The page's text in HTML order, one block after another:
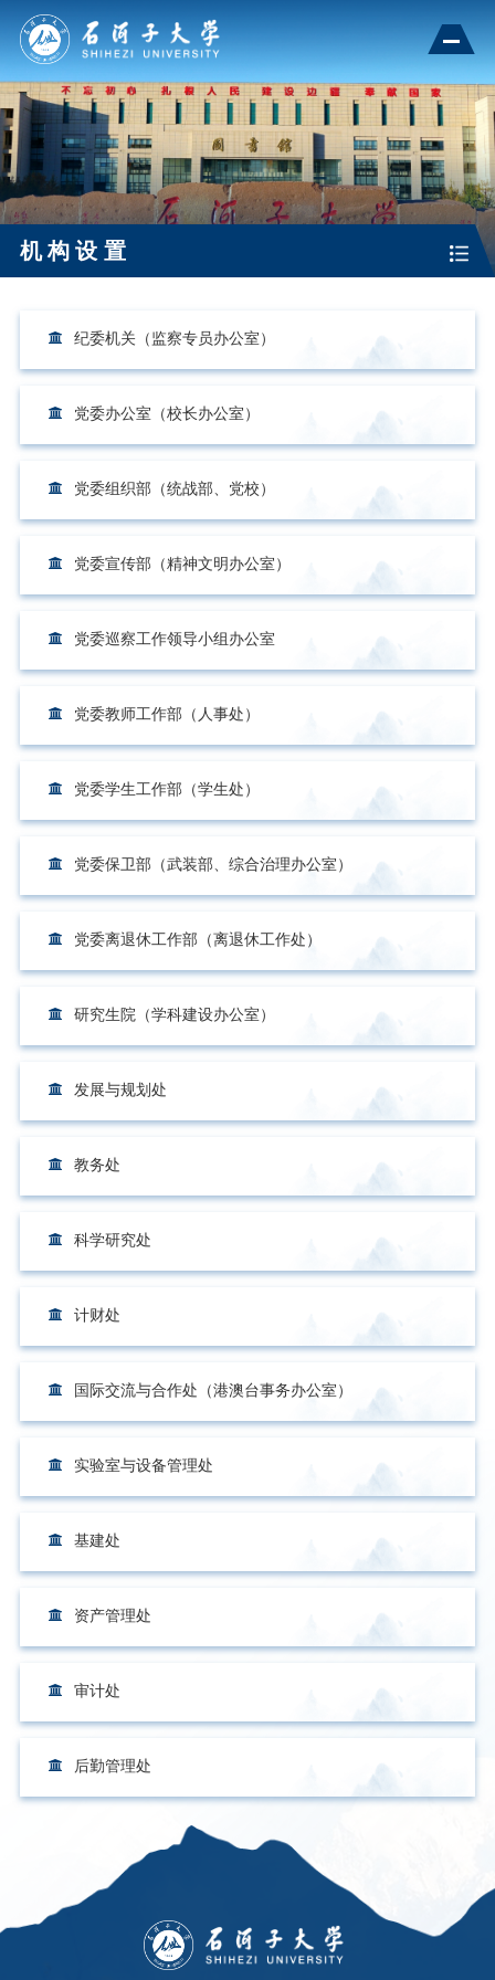
机构设置
纪委机关（监察专员办公室）
党委办公室（校长办公室）
党委组织部（统战部、党校）
党委宣传部（精神文明办公室）
党委巡察工作领导小组办公室
党委教师工作部（人事处）
党委学生工作部（学生处）
党委保卫部（武装部、综合治理办公室）
党委离退休工作部（离退休工作处）
研究生院（学科建设办公室）
发展与规划处
教务处
科学研究处
计财处
国际交流与合作处（港澳台事务办公室）
实验室与设备管理处
基建处
资产管理处
审计处
后勤管理处